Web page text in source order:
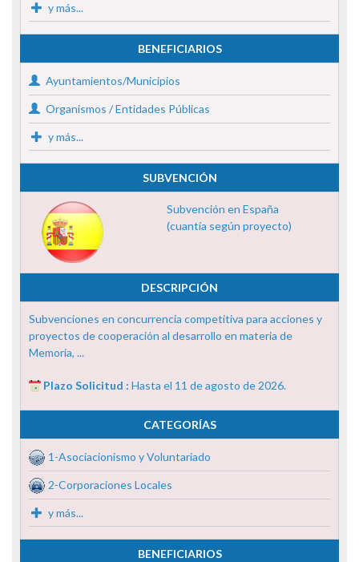
y más...
BENEFICIARIOS
Ayuntamientos/Municipios
Organismos / Entidades Públicas
y más...
SUBVENCIÓN
Subvención en España
(cuantía según proyecto)
DESCRIPCIÓN
Subvenciones en concurrencia competitiva para acciones y
proyectos de cooperación al desarrollo en materia de
Memoria, ...
Plazo Solicitud : Hasta el 11 de agosto de 2026.
CATEGORÍAS
1-Asociacionismo y Voluntariado
2-Corporaciones Locales
y más...
BENEFICIARIOS